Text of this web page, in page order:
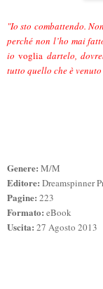
"Io sto combattendo.
perché non l’ho mai
iovoglia dartelo,
tutto quello che è
Genere: M/M
Editore: Dreamspinner
Pagine: 223
Formato: eBook
Uscita: 27 Agosto 2013